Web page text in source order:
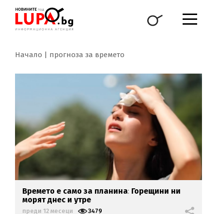
Начало прогноза за времето
Времето е само за планина: Горещини ни
морят днес и утре
преди 12 месеци 3479